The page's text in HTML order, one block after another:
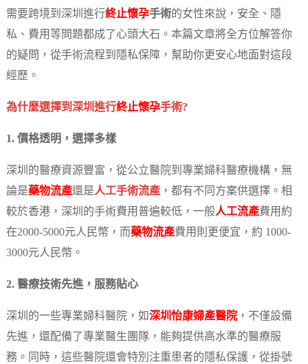
需要跨境到深圳進行終止懷孕手術的女性來說，安全、隱
私、費用等問題都成了心頭大石。本篇文章將全方位解答你
的疑問，從手術流程到隱私保障，幫助你更安心地面對這段
經歷。
為什麼選擇到深圳進行終止懷孕手術?
1. 價格透明，選擇多樣
深圳的醫療資源豐富，從公立醫院到專業婦科醫療機構，無
論是藥物流產還是人工手術流產，都有不同方案供選擇。相
較於香港，深圳的手術費用普遍較低，一般人工流產費用約
在2000-5000元人民幣，而藥物流產費用則更便宜，約 1000-
3000元人民幣。
2. 醫療技術先進，服務貼心
深圳的一些專業婦科醫院，如深圳怡康婦產醫院，不僅設備
先進，還配備了專業醫生團隊，能夠提供高水準的醫療服
務。同時，這些醫院還會特別注重患者的隱私保護，從掛號